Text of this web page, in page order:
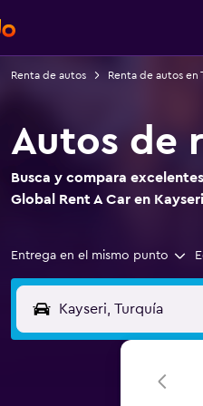
Renta de autos Renta de autos en
Autos de
Busca y compara
Global Rent A Car en Kayseri
Entrega en el mismo punto